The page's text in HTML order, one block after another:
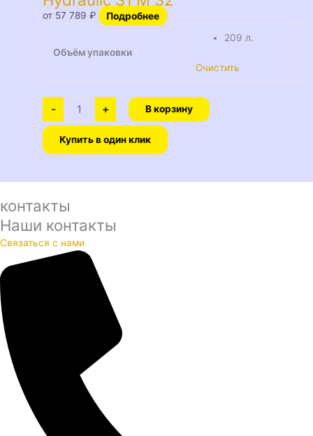
от 57 789₽ Подробнее
Объём упаковки
209 л.
Очистить
- + В корзину
Купить в один клик
контакты
Наши контакты
Связаться с нами